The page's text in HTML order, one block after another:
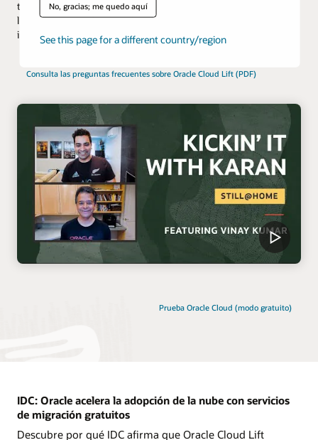
No, gracias; me quedo aquí
See this page for a different country/region
Prueba Oracle Cloud (modo gratuito)
trabajo críticas en cuestión de semanas, o incluso de días, en
lugar de meses, al aprovechar estos servicios incluidos para los
inquilinos de los clientes.
Consulta las preguntas frecuentes sobre Oracle Cloud Lift (PDF)
IDC: Oracle acelera la adopción de la nube con servicios
de migración gratuitos
Descubre por qué IDC afirma que Oracle Cloud Lift